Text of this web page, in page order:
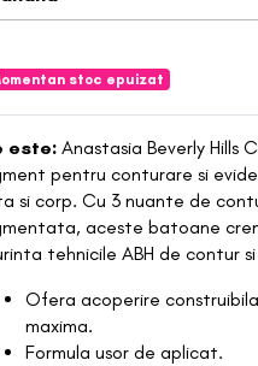
stoc epuizat
este: Anastasia Beverly Hills
pentru conturare si
si corp. Cu 3 nuante de
aceste batoane
tehnicile ABH de contur
Ofera acoperire
maxima.
Formula usor de aplicat.